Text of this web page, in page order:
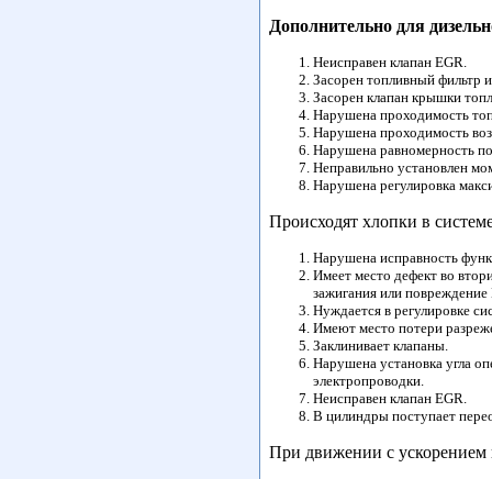
Дополнительно для
Неисправен клапан EGR.
Засорен топливный фильтр
Засорен клапан крышки
Нарушена проходимость
Нарушена проходимость
Нарушена равномерность
Неправильно установлен
Нарушена регулировка
Происходят хлопки в
Нарушена исправность
Имеет место дефект во
зажигания или
Нуждается в регулировке
Имеют место потери
Заклинивает клапаны.
Нарушена установка угла
электропроводки.
Неисправен клапан EGR.
В цилиндры поступает
При движении с ускорением